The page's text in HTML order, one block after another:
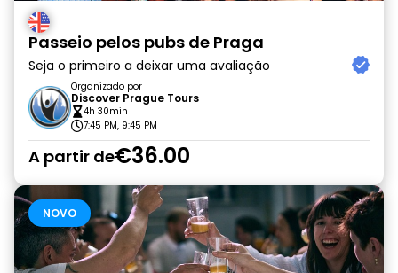
Passeio pelos pubs de Praga
Seja o primeiro a deixar uma avaliação
Organizado por
Discover Prague Tours
4h 30min
7:45 PM, 9:45 PM
A partir de€36.00
NOVO